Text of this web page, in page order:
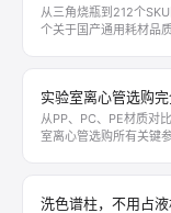
从三角烧瓶到212个
个关于国产通用耗材品
实验室离心管选购
从PP、PC、PE材质对
室离心管选购所有关键
洗色谱柱，不用占